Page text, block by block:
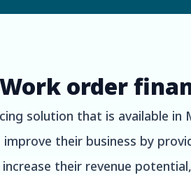
order
solution that is available in
their business by
their revenue